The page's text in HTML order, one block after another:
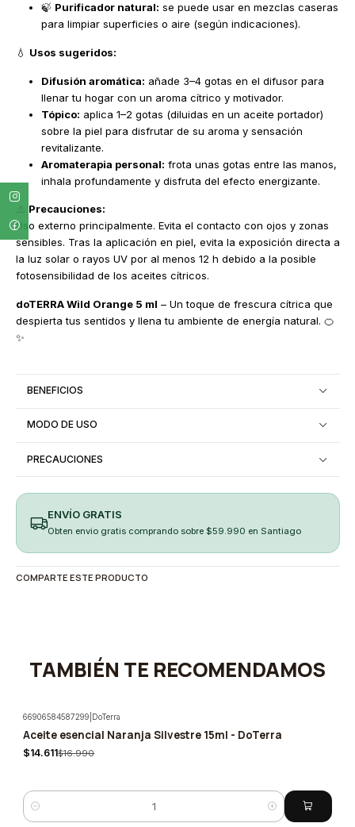
🍃 Purificador natural: se puede usar en mezclas caseras
para limpiar superficies o aire (según indicaciones).
💧 Usos sugeridos:
Difusión aromática: añade 3–4 gotas en el difusor para
llenar tu hogar con un aroma cítrico y motivador.
Tópico: aplica 1–2 gotas (diluidas en un aceite portador)
sobre la piel para disfrutar de su aroma y sensación
revitalizante.
Aromaterapia personal: frota unas gotas entre las manos,
inhala profundamente y disfruta del efecto energizante.
Precauciones:
Uso externo principalmente. Evita el contacto con ojos y zonas
sensibles. Tras la aplicación en piel, evita la exposición directa a
la luz solar o rayos UV por al menos 12 h debido a la posible
fotosensibilidad de los aceites cítricos.
doTERRA Wild Orange 5 ml – Un toque de frescura cítrica que
despierta tus sentidos y llena tu ambiente de energía natural. 🍊
✨
BENEFICIOS
MODO DE USO
PRECAUCIONES
ENVÍO GRATIS
Obten envio gratis comprando sobre $59.990 en Santiago
COMPARTE ESTE PRODUCTO
TAMBIÉN TE RECOMENDAMOS
-14%
66906584587299 DoTerra
Aceite esencial Naranja Silvestre 15ml - DoTerra
$14.611$16.990
Cantidad